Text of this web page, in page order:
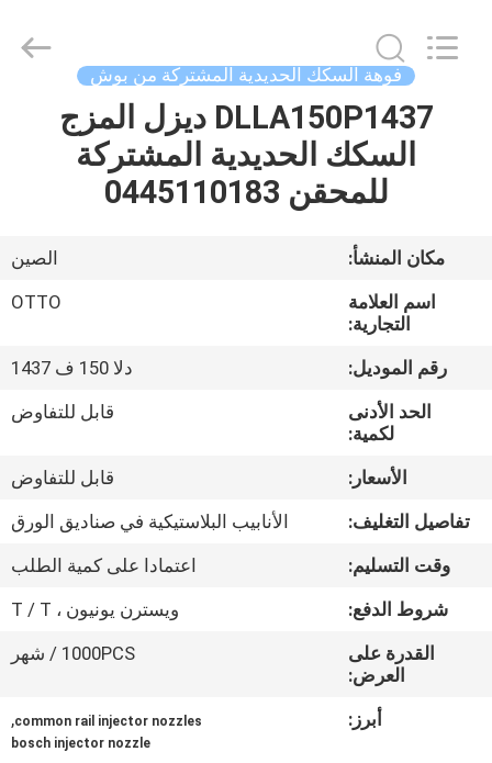
المنزل
المنتجات
حولنا
المصنع
مراقبة
الجودة
اتصل
PARTS
فوهة السكك الحديدية المشتركة من بوش
DLLA150P1437 ديزل المزج
السكك الحديدية المشتركة
للمحقن 0445110183
مكان المنشأ:
الصين
اسم العلامة
التجارية:
OTTO
رقم الموديل:
دلا 150 ف 1437
الحد الأدنى
لكمية:
قابل للتفاوض
الأسعار:
قابل للتفاوض
تفاصيل التغليف:
الأنابيب البلاستيكية في صناديق الورق
وقت التسليم:
اعتمادا على كمية الطلب
شروط الدفع:
ويسترن يونيون ، T / T
القدرة على
العرض:
1000PCS / شهر
أبرز: common rail injector nozzles
,
bosch injector nozzle